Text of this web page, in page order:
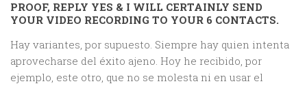
PROOF, REPLY YES & I WILL CERTAINLY SEND
YOUR VIDEO RECORDING TO YOUR 6 CONTACTS.
Hay variantes, por supuesto. Siempre hay quien intenta
aprovecharse del éxito ajeno. Hoy he recibido, por
ejemplo, este otro, que no se molesta ni en usar el